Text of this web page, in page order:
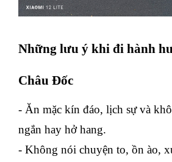
Những lưu ý khi đi hành
Châu Đốc
- Ăn mặc kín đáo, lịch sự và
ngắn hay hở hang.
- Không nói chuyện to, ồn ào,